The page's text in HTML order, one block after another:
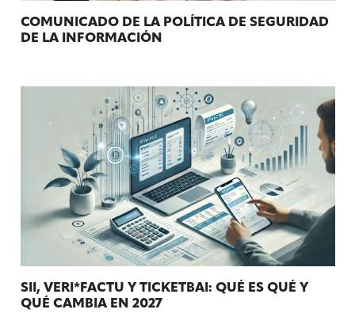
COMUNICADO DE LA POLÍTICA DE SEGURIDAD
DE LA INFORMACIÓN
SII, VERI*FACTU Y TICKETBAI: QUÉ ES QUÉ Y
QUÉ CAMBIA EN 2027